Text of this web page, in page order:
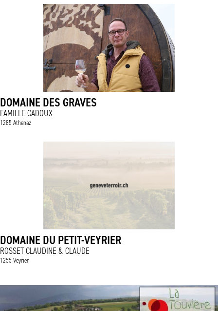
DOMAINE DES GRAVES
FAMILLE CADOUX
1285 Athenaz
DOMAINE DU PETIT-VEYRIER
ROSSET CLAUDINE & CLAUDE
1255 Veyrier